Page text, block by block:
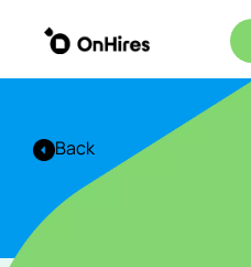
Back